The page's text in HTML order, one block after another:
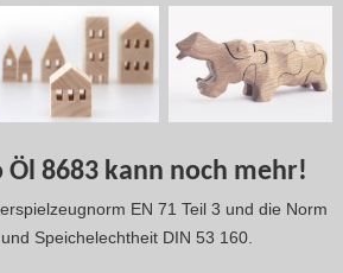
Öl 8683 kann noch mehr!
EN 71 Teil 3 und die Norm
Speichelechtheit DIN 53 160.